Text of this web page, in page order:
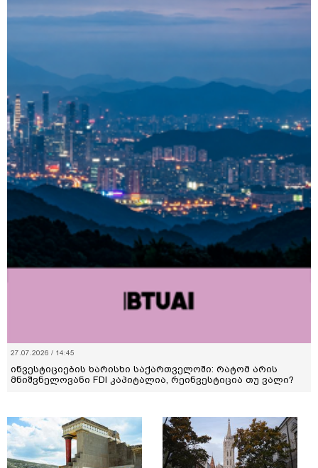
27.07.2026 / 14:45
ინვესტიციების ხარისხი საქართველოში: რატომ არის
მნიშვნელოვანი FDI კაპიტალია, რეინვესტიცია თუ ვალი?